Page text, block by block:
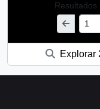
Resultados
Explorar